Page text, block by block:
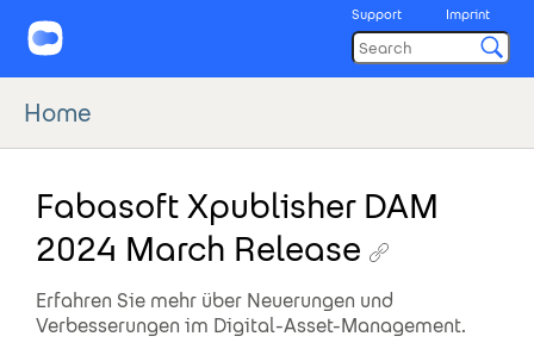
Support Imprint
Home
Fabasoft Xpublisher DAM
2024 March Release
Erfahren Sie mehr über Neuerungen und
Verbesserungen im Digital-Asset-Management.